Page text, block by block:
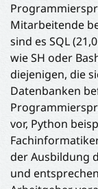
Mitarbeitende
sind es SQL
wie SH oder
diejenigen, die
Datenbanken
vor, Python
der Ausbildung
und